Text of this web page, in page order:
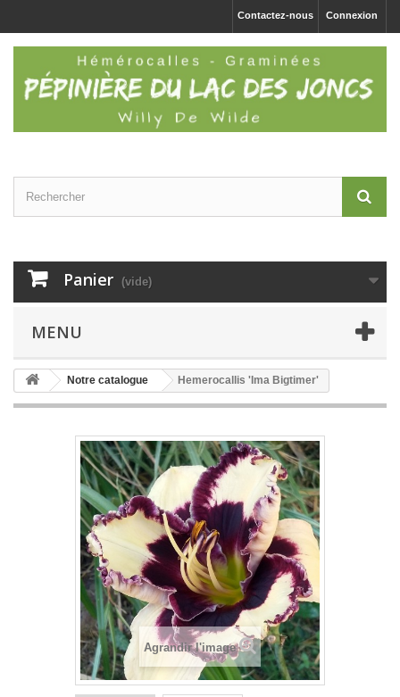
Connexion
Contactez-nous
Panier (vide)
MENU
Notre catalogue Hemerocallis 'Ima Bigtimer'
Agrandir l'image